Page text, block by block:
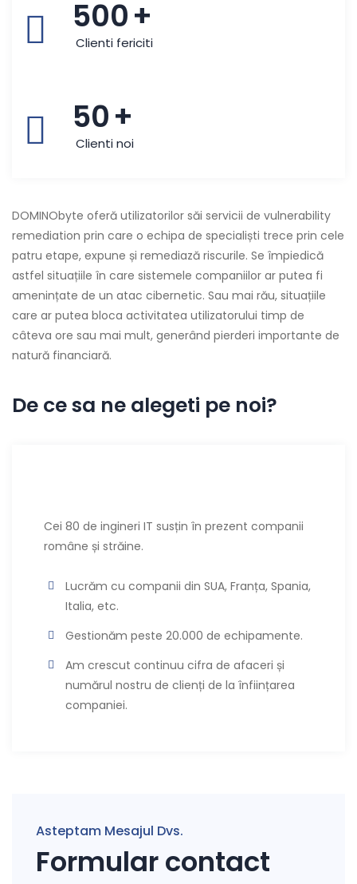
500+
Clienti fericiti
50+
Clienti noi
DOMINObyte oferă utilizatorilor săi servicii de vulnerability
remediation prin care o echipa de specialiști trece prin cele
patru etape, expune și remediază riscurile. Se împiedică
astfel situațiile în care sistemele companiilor ar putea fi
amenințate de un atac cibernetic. Sau mai rău, situațiile
care ar putea bloca activitatea utilizatorului timp de
câteva ore sau mai mult, generând pierderi importante de
natură financiară.
De ce sa ne alegeti pe noi?
Cei 80 de ingineri IT susțin în prezent companii
române și străine.
Lucrăm cu companii din SUA, Franța, Spania,
Italia, etc.
Gestionăm peste 20.000 de echipamente.
Am crescut continuu cifra de afaceri și
numărul nostru de clienți de la înființarea
companiei.
Asteptam Mesajul Dvs.
Formular contact